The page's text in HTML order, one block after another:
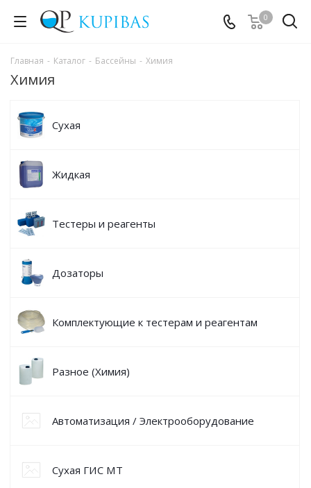
0
Главная - Каталог - Бассейны - Химия
Химия
Сухая
Жидкая
Тестеры и реагенты
Дозаторы
Комплектующие к тестерам и реагентам
Разное (Химия)
Автоматизация / Электрооборудование
Сухая ГИС МТ